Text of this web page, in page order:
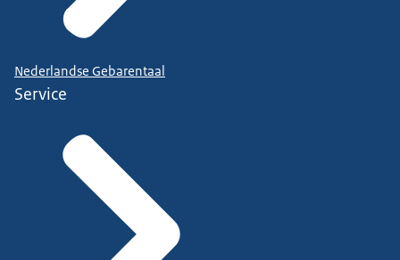
Nederlandse Gebarentaal
Service